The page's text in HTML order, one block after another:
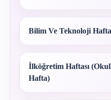
Bilim Ve Teknoloji
İlköğretim Haftası
Hafta)